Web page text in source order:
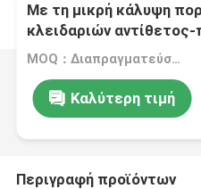
Με τη μικρή κάλυψη
κλειδαριών αντίθετος-
θαλάσσια σκάφη
MOQ：Διαπραγματεύσιμο
Καλύτερη τιμή
Περιγραφή προϊόντων